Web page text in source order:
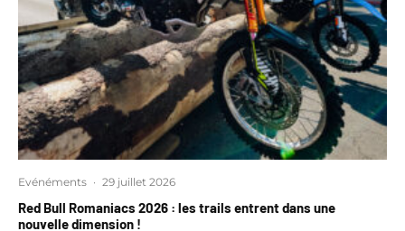
Evénéments · 29 juillet 2026
Red Bull Romaniacs 2026 : les trails entrent dans une
nouvelle dimension !